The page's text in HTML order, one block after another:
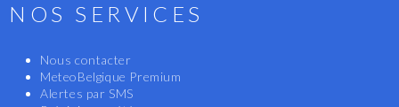
NOS SERVICES
Nous contacter
MeteoBelgique Premium
Alertes par SMS